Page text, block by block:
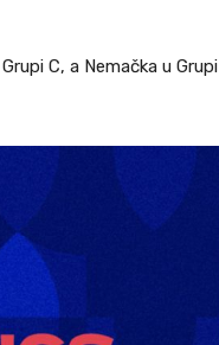
C, a Nemačka u Grupi